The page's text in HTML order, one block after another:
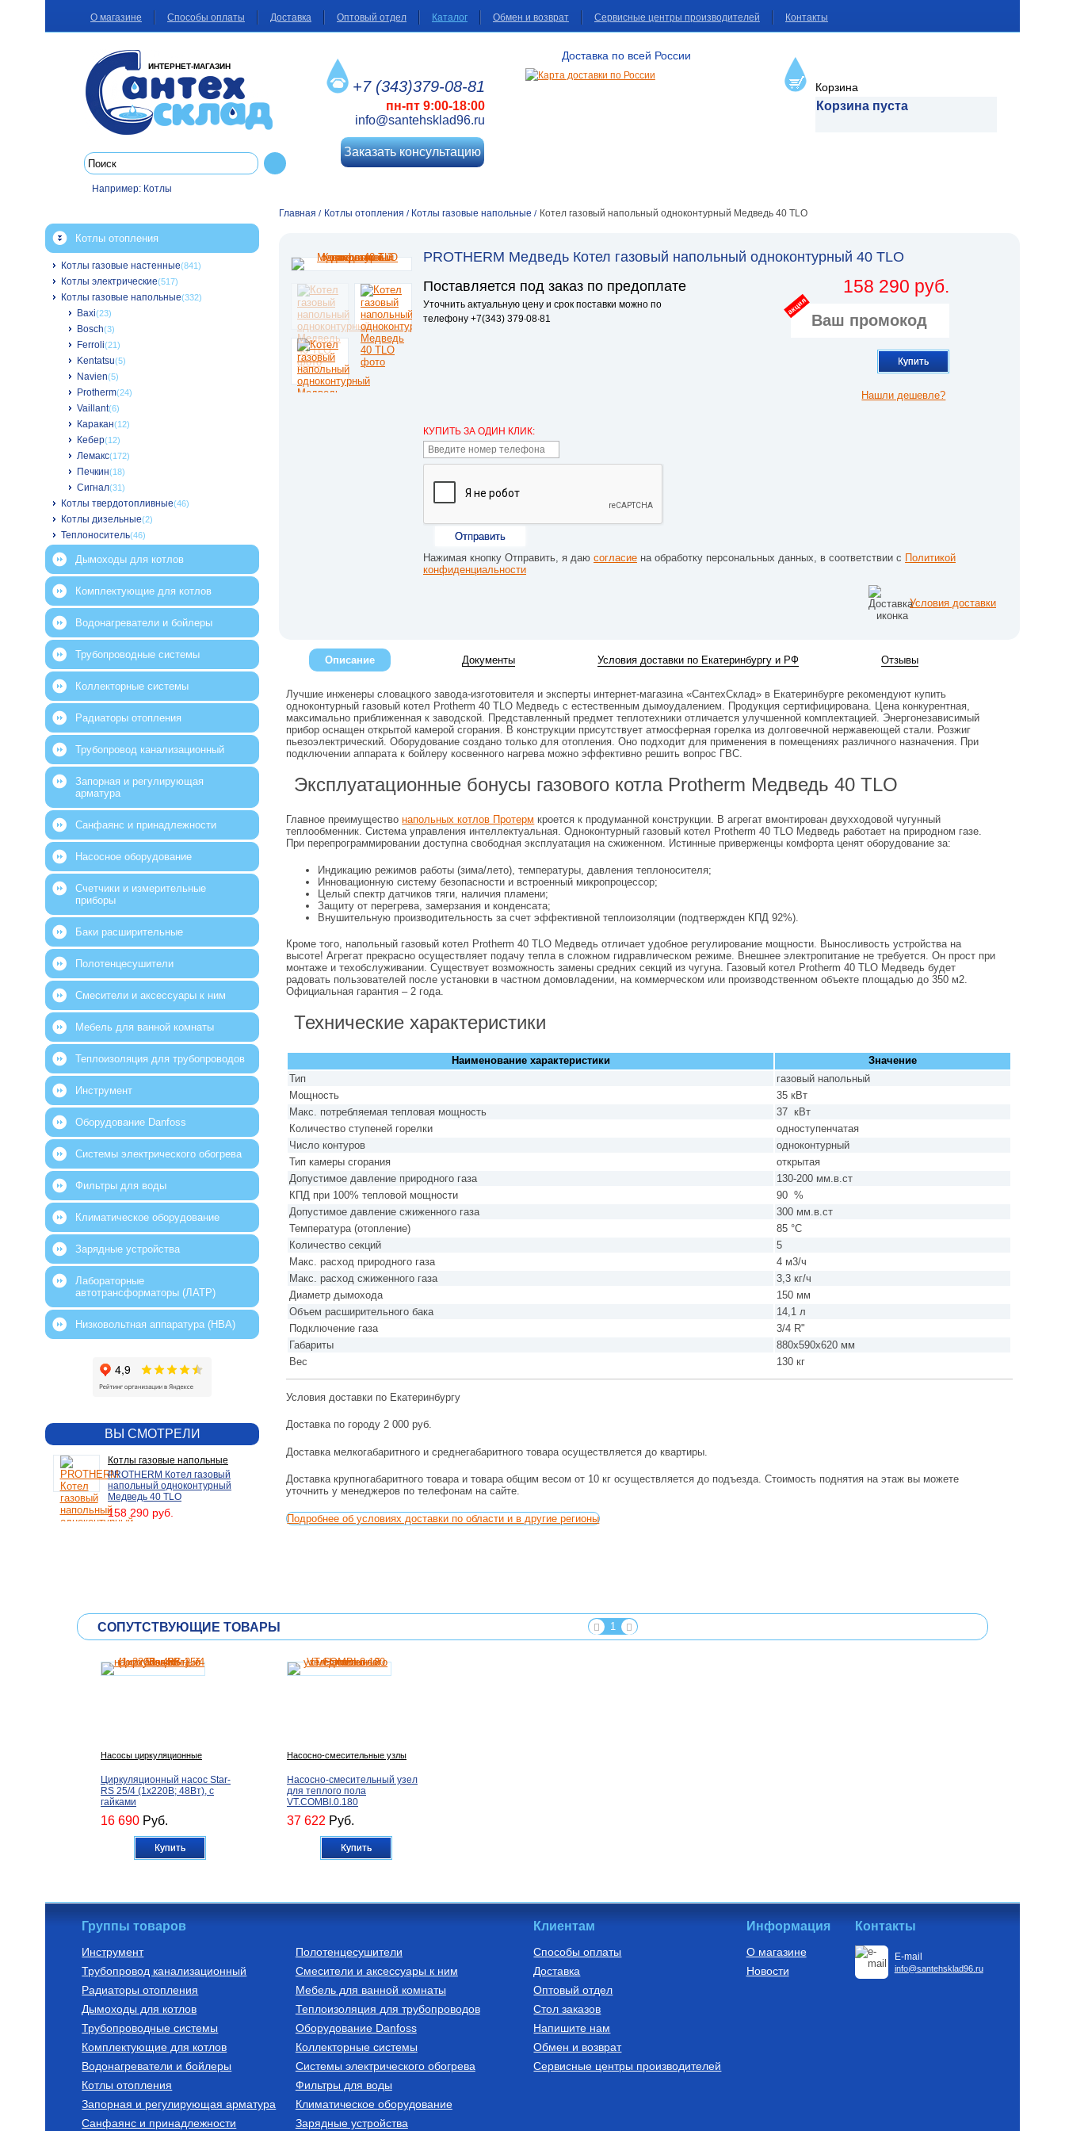
О магазине Способы оплаты Доставка Оптовый отдел Каталог Обмен и возврат Сервисные центры производителей Контакты
ИНТЕРНЕТ-МАГАЗИН
Например: Котлы
+7 (343)379-08-81
пн-пт 9:00-18:00
info@santehsklad96.ru
Заказать консультацию
Доставка по всей России
Корзина
Корзина пуста
Главная / Котлы отопления / Котлы газовые напольные / Котел газовый напольный одноконтурный Медведь 40 TLO
PROTHERM Медведь Котел газовый напольный одноконтурный 40 TLO
Поставляется под заказ по предоплате
Уточнить актуальную цену и срок поставки можно по
телефону +7(343) 379∙08∙81
158 290 руб.
акция
Купить
Нашли дешевле?
КУПИТЬ ЗА ОДИН КЛИК:
Отправить
Нажимая кнопку Отправить, я даю согласие на обработку персональных данных, в соответствии с Политикой
конфиденциальности
Условия доставки
Описание Документы Условия доставки по Екатеринбургу и РФ Отзывы
Лучшие инженеры словацкого завода-изготовителя и эксперты интернет-магазина «СантехСклад» в Екатеринбурге рекомендуют купить
одноконтурный газовый котел Protherm 40 TLO Медведь с естественным дымоудалением. Продукция сертифицирована. Цена конкурентная,
максимально приближенная к заводской. Представленный предмет теплотехники отличается улучшенной комплектацией. Энергонезависимый
прибор оснащен открытой камерой сгорания. В конструкции присутствует атмосферная горелка из долговечной нержавеющей стали. Розжиг
пьезоэлектрический. Оборудование создано только для отопления. Оно подходит для применения в помещениях различного назначения. При
подключении аппарата к бойлеру косвенного нагрева можно эффективно решить вопрос ГВС.
Эксплуатационные бонусы газового котла Protherm Медведь 40 TLO
Главное преимуществонапольных котлов Протерм кроется к продуманной конструкции. В агрегат вмонтирован двухходовой чугунный
теплообменник. Система управления интеллектуальная. Одноконтурный газовый котел Protherm 40 TLO Медведь работает на природном газе.
При перепрограммировании доступна свободная эксплуатация на сжиженном. Истинные приверженцы комфорта ценят оборудование за:
Индикацию режимов работы (зима/лето), температуры, давления теплоносителя;
Инновационную систему безопасности и встроенный микропроцессор;
Целый спектр датчиков тяги, наличия пламени;
Защиту от перегрева, замерзания и конденсата;
Внушительную производительность за счет эффективной теплоизоляции (подтвержден КПД 92%).
Кроме того, напольный газовый котел Protherm 40 TLO Медведь отличает удобное регулирование мощности. Выносливость устройства на
высоте! Агрегат прекрасно осуществляет подачу тепла в сложном гидравлическом режиме. Внешнее электропитание не требуется. Он прост при
монтаже и техобслуживании. Существует возможность замены средних секций из чугуна. Газовый котел Protherm 40 TLO Медведь будет
радовать пользователей после установки в частном домовладении, на коммерческом или производственном объекте площадью до 350 м2.
Официальная гарантия – 2 года.
Технические характеристики
Наименование характеристики
Значение
Тип
газовый напольный
Мощность
35 кВт
Макс. потребляемая тепловая мощность
37 кВт
Количество ступеней горелки
одноступенчатая
Число контуров
одноконтурный
Тип камеры сгорания
открытая
Допустимое давление природного газа
130-200 мм.в.ст
КПД при 100% тепловой мощности
90 %
Допустимое давление сжиженного газа
300 мм.в.ст
Температура (отопление)
85 °C
Количество секций
5
Макс. расход природного газа
4 м3/ч
Макс. расход сжиженного газа
3,3 кг/ч
Диаметр дымохода
150 мм
Объем расширительного бака
14,1 л
Подключение газа
3/4 R"
Габариты
880х590х620 мм
Вес
130 кг
Условия доставки по Екатеринбургу
Доставка по городу 2 000 руб.
Доставка мелкогабаритного и среднегабаритного товара осуществляется до квартиры.
Доставка крупногабаритного товара и товара общим весом от 10 кг осуществляется до подъезда. Стоимость поднятия на этаж вы можете
уточнить у менеджеров по телефонам на сайте.
Подробнее об условиях доставки по области и в другие регионы
Котлы отопления
Котлы газовые настенные(841)
Котлы электрические(517)
Котлы газовые напольные(332)
Baxi(23)
Bosch(3)
Ferroli(21)
Kentatsu(5)
Navien(5)
Protherm(24)
Vaillant(6)
Каракан(12)
Кебер(12)
Лемакс(172)
Печкин(18)
Сигнал(31)
Котлы твердотопливные(46)
Котлы дизельные(2)
Теплоноситель(46)
Дымоходы для котлов
Комплектующие для котлов
Водонагреватели и бойлеры
Трубопроводные системы
Коллекторные системы
Радиаторы отопления
Трубопровод канализационный
Запорная и регулирующая
арматура
Санфаянс и принадлежности
Насосное оборудование
Счетчики и измерительные
приборы
Баки расширительные
Полотенцесушители
Смесители и аксессуары к ним
Мебель для ванной комнаты
Теплоизоляция для трубопроводов
Инструмент
Оборудование Danfoss
Системы электрического обогрева
Фильтры для воды
Климатическое оборудование
Зарядные устройства
Лабораторные
автотрансформаторы (ЛАТР)
Низковольтная аппаратура (НВА)
ВЫ СМОТРЕЛИ
Котлы газовые напольные
PROTHERM Котел газовый
напольный одноконтурный
Медведь 40 TLO
158 290 руб.
СОПУТСТВУЮЩИЕ ТОВАРЫ 1
Насосы циркуляционные
Циркуляционный насос Star-
RS 25/4 (1х220В; 48Вт), с
гайками
16 690 Руб.
Купить
Насосно-смесительные узлы
Насосно-смесительный узел
для теплого пола
VT.COMBI.0.180
37 622 Руб.
Купить
Радиаторы алюминиевые
РАДИАТОР АЛЮМИНИЕВЫЙ
Optima 500/80/1
740Руб.
Купить
Трубы из сшитого полиэтилена
Труба из сшитого
полиэтилена с кислородным
SPX-0002-001620
149Руб.
Купить
Группы товаров
Инструмент
Трубопровод канализационный
Радиаторы отопления
Дымоходы для котлов
Трубопроводные системы
Комплектующие для котлов
Водонагреватели и бойлеры
Котлы отопления
Запорная и регулирующая арматура
Санфаянс и принадлежности
Полотенцесушители
Смесители и аксессуары к ним
Мебель для ванной комнаты
Теплоизоляция для трубопроводов
Оборудование Danfoss
Коллекторные системы
Системы электрического обогрева
Фильтры для воды
Климатическое оборудование
Зарядные устройства
Клиентам
Способы оплаты
Доставка
Оптовый отдел
Стол заказов
Напишите нам
Обмен и возврат
Сервисные центры производителей
Информация
О магазине
Новости
Контакты
E-mail
info@santehsklad96.ru